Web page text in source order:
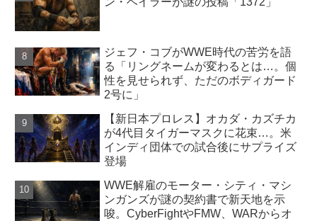
ジェフ・コブがWWE時代の苦労を語
る「リングネームが変わるとは…。個
性を見せられず、ただのボディガード
2号に」
【新日本プロレス】オカダ・カズチカ
が4代目タイガーマスクに花束…。米
インディ団体での試合後にサプライズ
登場
WWE解雇のモーター・シティ・マシ
ンガンズが謎の契約書で新天地を示
唆。CyberFightやFMW、WARからオ